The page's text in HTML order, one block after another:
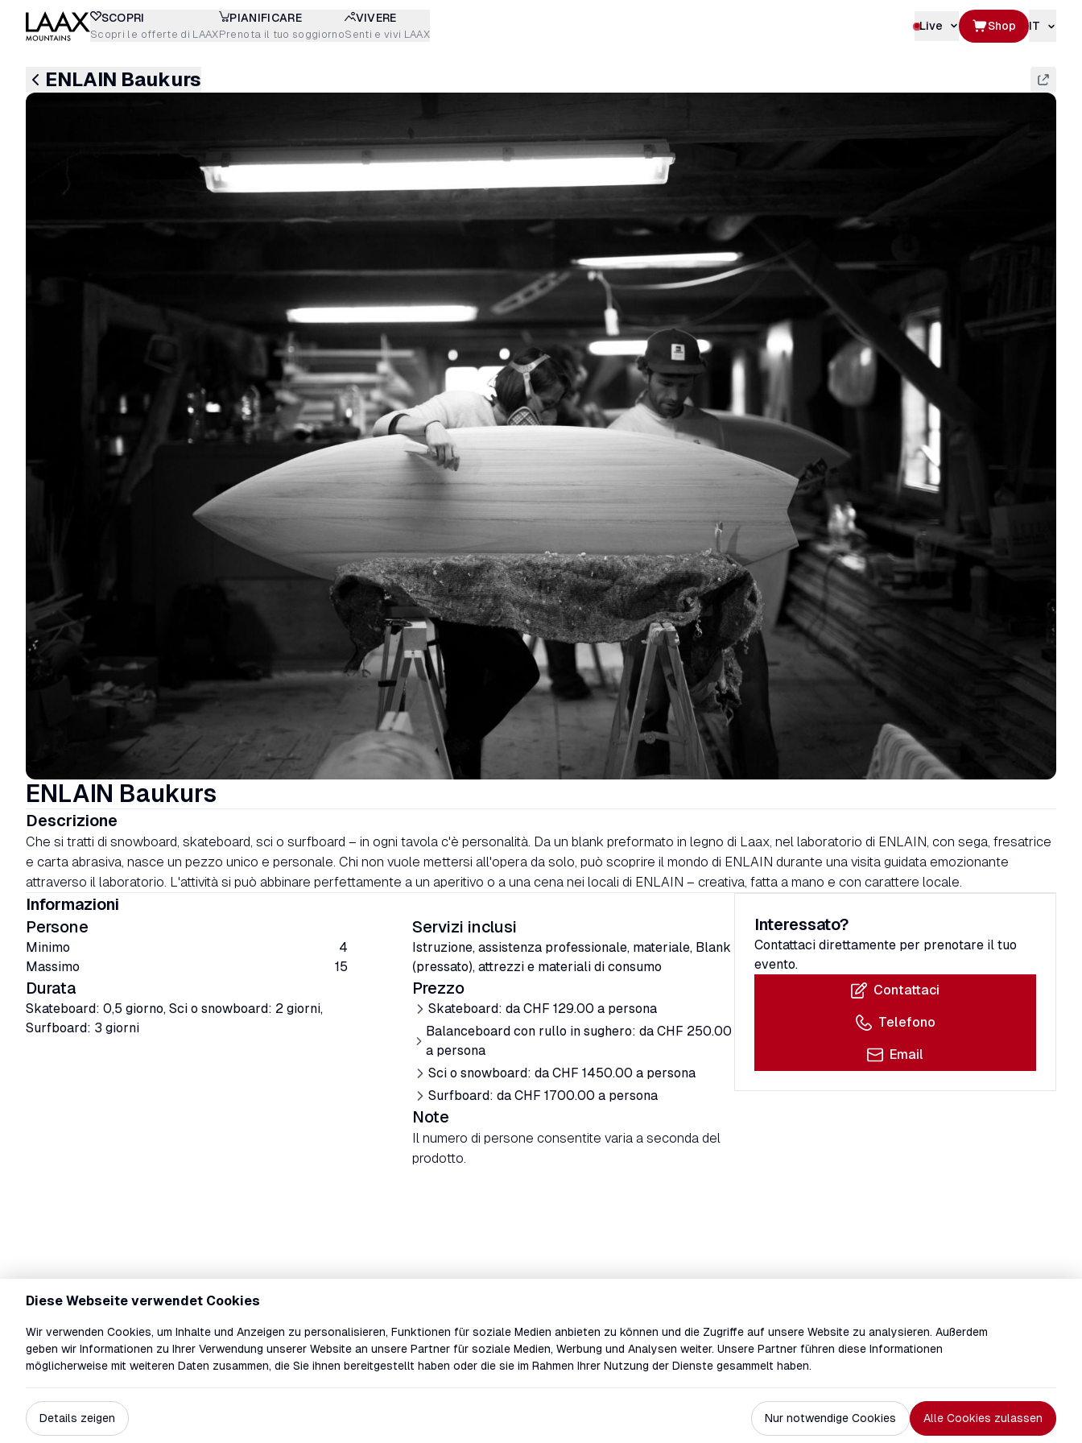
Diese Webseite verwendet Cookies
Wir verwenden Cookies, um Inhalte und Anzeigen zu personalisieren, Funktionen für soziale Medien anbieten zu können und die Zugriffe auf unsere Website zu analysieren. Außerdem
geben wir Informationen zu Ihrer Verwendung unserer Website an unsere Partner für soziale Medien, Werbung und Analysen weiter. Unsere Partner führen diese Informationen
möglicherweise mit weiteren Daten zusammen, die Sie ihnen bereitgestellt haben oder die sie im Rahmen Ihrer Nutzung der Dienste gesammelt haben.
Alle Cookies zulassen
Nur notwendige Cookies
Details zeigen
SCOPRI
Scopri le offerte di LAAX
PIANIFICARE
Prenota il tuo soggiorno
VIVERE
Senti e vivi LAAX
Live Shop IT
ENLAIN Baukurs
ENLAIN Baukurs
Descrizione
Che si tratti di snowboard, skateboard, sci o surfboard – in ogni tavola c'è personalità. Da un blank preformato in legno di Laax, nel laboratorio di ENLAIN, con sega, fresatrice
e carta abrasiva, nasce un pezzo unico e personale. Chi non vuole mettersi all'opera da solo, può scoprire il mondo di ENLAIN durante una visita guidata emozionante
attraverso il laboratorio. L'attività si può abbinare perfettamente a un aperitivo o a una cena nei locali di ENLAIN – creativa, fatta a mano e con carattere locale.
Informazioni
Persone
Minimo
4
Massimo
15
Durata
Skateboard: 0,5 giorno, Sci o snowboard: 2 giorni,
Surfboard: 3 giorni
Servizi inclusi
Istruzione, assistenza professionale, materiale, Blank
(pressato), attrezzi e materiali di consumo
Prezzo
Skateboard: da CHF 129.00 a persona
Balanceboard con rullo in sughero: da CHF 250.00
a persona
Sci o snowboard: da CHF 1450.00 a persona
Surfboard: da CHF 1700.00 a persona
Note
Il numero di persone consentite varia a seconda del
prodotto.
Interessato?
Contattaci direttamente per prenotare il tuo
evento.
Contattaci
Telefono
Email